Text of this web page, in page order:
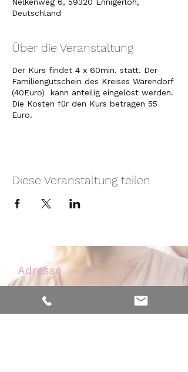
Deutschland
Über die Veranstaltung
Der Kurs findet 4 x 60min. statt. Der
Familiengutschein des Kreises Warendorf
(40Euro) kann anteilig eingelöst werden.
Die Kosten für den Kurs betragen 55
Euro.
Diese Veranstaltung teilen
Adresse
59320 Ennigerloh - Westkirchen